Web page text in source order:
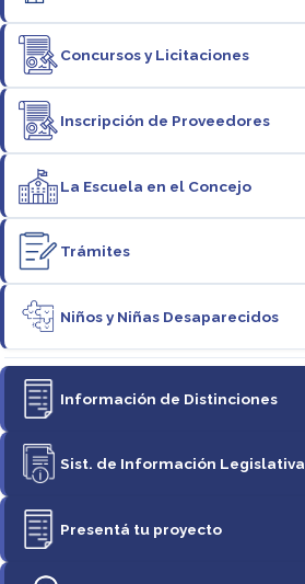
Concursos y Licitaciones
Inscripción de Proveedores
La Escuela en el Concejo
Trámites
Niños y Niñas Desaparecidos
Información de Distinciones
Sist. de Información Legislativa
Presentá tu proyecto